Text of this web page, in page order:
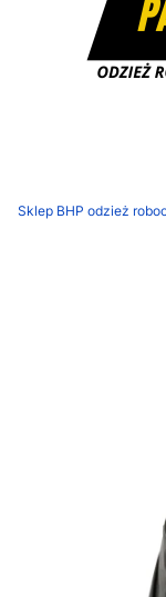
Sklep BHP odzież